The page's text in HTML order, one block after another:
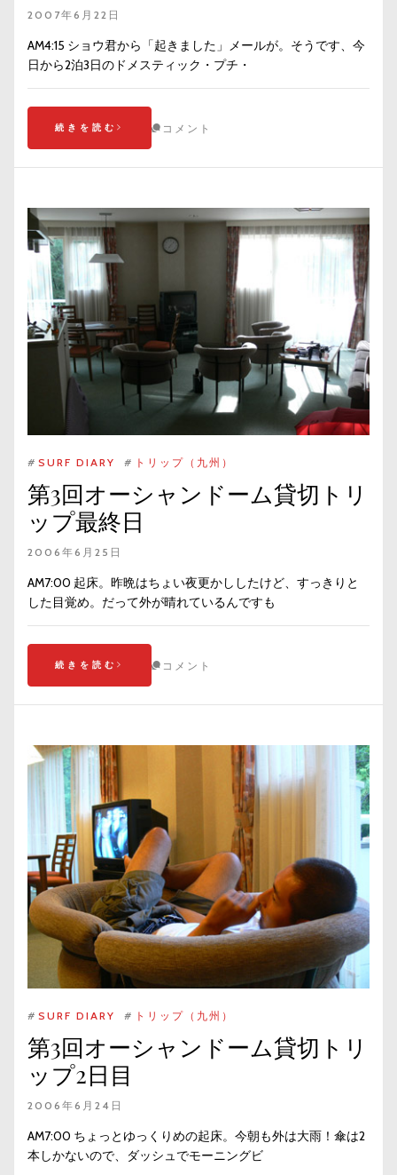
2007年6月22日
AM4:15 ショウ君から「起きました」メールが。そうです、今
日から2泊3日のドメスティック・プチ・
続きを読む コメント
# SURF DIARY # トリップ（九州）
第3回オーシャンドーム貸切トリ
ップ最終日
2006年6月25日
AM7:00 起床。昨晩はちょい夜更かししたけど、すっきりと
した目覚め。だって外が晴れているんですも
続きを読む コメント
# SURF DIARY # トリップ（九州）
第3回オーシャンドーム貸切トリ
ップ2日目
2006年6月24日
AM7:00 ちょっとゆっくりめの起床。今朝も外は大雨！傘は2
本しかないので、ダッシュでモーニングビ